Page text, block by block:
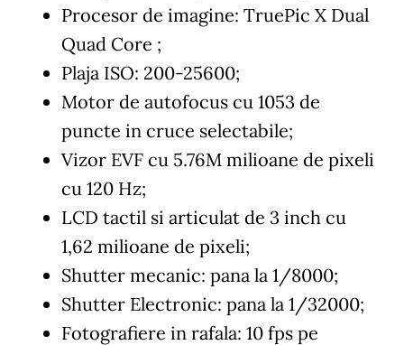
Procesor de imagine: TruePic X Dual
Quad Core ;
Plaja ISO: 200-25600;
Motor de autofocus cu 1053 de
puncte in cruce selectabile;
Vizor EVF cu 5.76M milioane de pixeli
cu 120 Hz;
LCD tactil si articulat de 3 inch cu
1,62 milioane de pixeli;
Shutter mecanic: pana la 1/8000;
Shutter Electronic: pana la 1/32000;
Fotografiere in rafala: 10 fps pe